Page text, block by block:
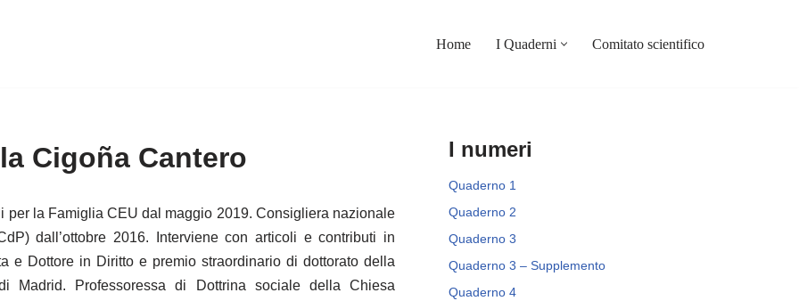
Home I Quaderni Comitato scientifico
Cigoña Cantero
per la Famiglia CEU dal maggio 2019. Consigliera nazionale
dall’ottobre 2016. Interviene con articoli e contributi in
e Dottore in Diritto e premio straordinario di dottorato della
Madrid. Professoressa di Dottrina sociale della Chiesa
I numeri
Quaderno 1
Quaderno 2
Quaderno 3
Quaderno 3 – Supplemento
Quaderno 4